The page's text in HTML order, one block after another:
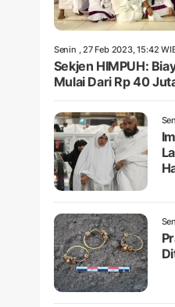
Senin , 27 Feb 2023, 15:42
Sekjen HIMPUH:
Mulai Dari Rp 40